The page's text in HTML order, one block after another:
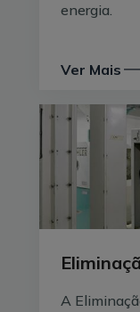
energia.
Ver Mais
A